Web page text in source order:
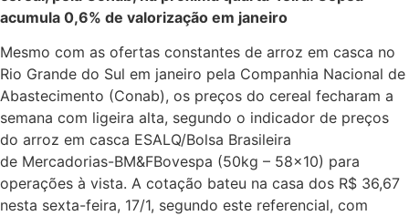
acumula 0,6% de valorização em janeiro
Mesmo com as ofertas constantes de arroz em casca no
Rio Grande do Sul em janeiro pela Companhia Nacional de
Abastecimento (Conab), os preços do cereal fecharam a
semana com ligeira alta, segundo o indicador de preços
do arroz em casca ESALQ/Bolsa Brasileira
de Mercadorias-BM&FBovespa (50kg – 58×10) para
operações à vista. A cotação bateu na casa dos R$ 36,67
nesta sexta-feira, 17/1, segundo este referencial, com